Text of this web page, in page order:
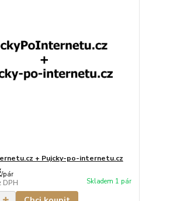
+ Pujcky-po-internetu.cz
/pár
DPH Skladem 1 pár